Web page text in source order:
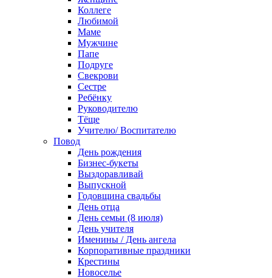
Коллеге
Любимой
Маме
Мужчине
Папе
Подруге
Свекрови
Сестре
Ребёнку
Руководителю
Тёще
Учителю/ Воспитателю
Повод
День рождения
Бизнес-букеты
Выздоравливай
Выпускной
Годовщина свадьбы
День отца
День семьи (8 июля)
День учителя
Именины / День ангела
Корпоративные праздники
Крестины
Новоселье